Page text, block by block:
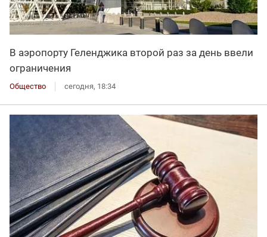
В аэропорту Геленджика второй раз за день ввели
ограничения
Общество сегодня, 18:34